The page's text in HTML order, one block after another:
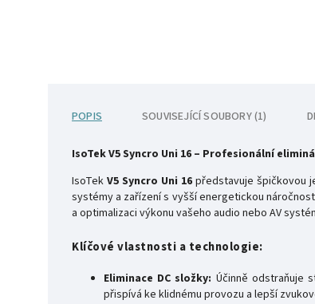
POPIS SOUVISEJÍCÍ SOUBORY (1)
IsoTek V5 Syncro Uni 16 – Profesionální
IsoTekV5 Syncro Uni 16 představuje špičkovou
systémy a zařízení s vyšší energetickou
a optimalizaci výkonu vašeho audio nebo AV
Klíčové vlastnosti a technologie:
Eliminace DC složky: Účinně odstraňuje
přispívá ke klidnému provozu a lepší